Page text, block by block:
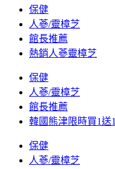
保健
人蔘/靈樟芝
館長推薦
熱銷人蔘靈樟芝
保健
人蔘/靈樟芝
館長推薦
韓國熊津限時買1送1
保健
人蔘/靈樟芝